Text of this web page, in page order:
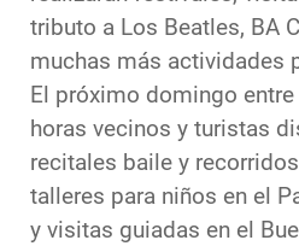
tributo a Los Beatles, BA
muchas más actividades
El próximo domingo
horas vecinos y turistas
recitales baile y
talleres para niños en el
y visitas guiadas en el